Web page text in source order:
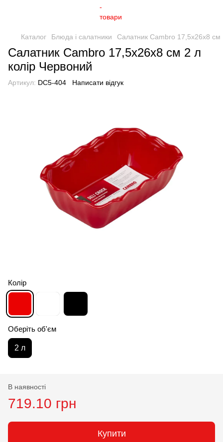
Каталог Блюда і салатники Салатник Cambro 17,5x26x8 см
Салатник Cambro 17,5x26x8 см 2 л
колір Червоний
Артикул: DC5-404 Написати відгук
Колір
Оберіть об'єм
2 л
В наявності
719.10 грн
Купити